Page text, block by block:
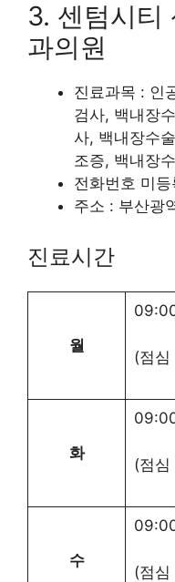
3. 센텀시티
과의원
진료과목 : 인
검사, 백내장
사, 백내장수
조증, 백내장
전화번호 미등
주소 : 부산광
진료시간
월
(점심
화
(점심
수
(점심